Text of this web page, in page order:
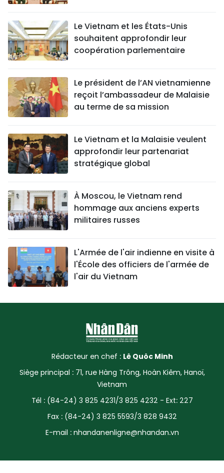
Le Vietnam et les États-Unis
souhaitent approfondir leur
coopération parlementaire
Le président de l’AN vietnamienne
reçoit l’ambassadeur de Malaisie
au terme de sa mission
Le Vietnam et la Malaisie veulent
approfondir leur partenariat
stratégique global
À Moscou, le Vietnam rend
hommage aux anciens experts
militaires russes
L'Armée de l'air indienne en visite à
l'École des officiers de l'armée de
l'air du Vietnam
Rédacteur en chef : Lê Quôc Minh
Siège principal : 71, rue Hàng Trông, Hoàn Kiêm, Hanoï,
Vietnam
Tél : (84-24) 3 825 4231/3 825 4232 - Ext: 227
Fax : (84-24) 3 825 5593/3 828 9432
E-mail : nhandanenligne@nhandan.vn